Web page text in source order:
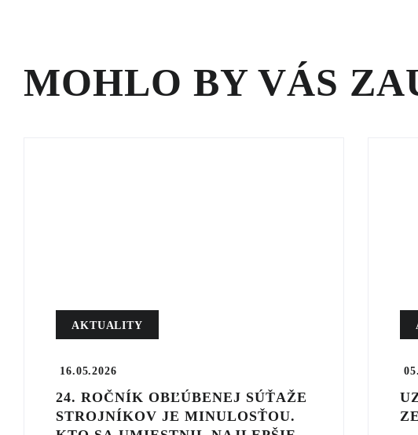
MOHLO BY VÁS
AKTUALITY
16.05.2026
24. ROČNÍK OBĽÚBENEJ SÚŤAŽE
STROJNÍKOV JE MINULOSŤOU.